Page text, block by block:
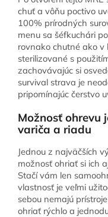
chuť a vôňu poctivo
100% prírodných
menu sa šéfkuchári
rovnako chutné ako v
sterilizované s
zachovávajúc si
survival strava je
pripomínajúc čerstvo
Možnosť ohrevu
variča a riadu
Jednou z najväčších
možnosť ohriať si ich
Stačí vám len
vlastnosť je veľmi
sebou nemajú
ohriať rýchlo a